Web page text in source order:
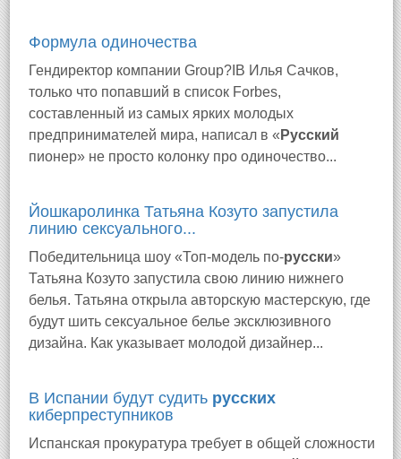
Формула одиночества
Гендиректор компании Group?IB Илья Сачков,
только что попавший в список Forbes,
составленный из самых ярких молодых
предпринимателей мира, написал в « Русский
пионер» не просто колонку про одиночество...
Йошкаролинка Татьяна Козуто запустила
линию сексуального...
Победительница шоу «Топ-модель по-русски»
Татьяна Козуто запустила свою линию нижнего
белья. Татьяна открыла авторскую мастерскую, где
будут шить сексуальное белье эксклюзивного
дизайна. Как указывает молодой дизайнер...
В Испании будут судить русских
киберпреступников
Испанская прокуратура требует в общей сложности